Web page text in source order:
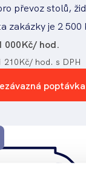
převoz stolů,
zakázky je 2 500
000Kč/ hod.
210Kč/ hod. s DPH
poptávka